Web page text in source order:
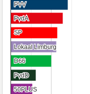
PVV
PVV
PvdA
PvdA
SP
SP
Lokaal Limburg
Lokaal Limburg
D66
D66
PvdD
PvdD
50PLUS
50PLUS